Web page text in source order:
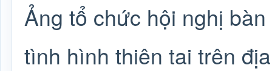
Ảng tổ chức hội nghị
tình hình thiên tai trên